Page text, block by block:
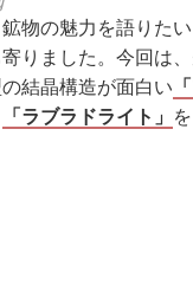
鉱物の魅力を語りた
りました。今回は
結晶構造が面白い
「ラブラドライト」